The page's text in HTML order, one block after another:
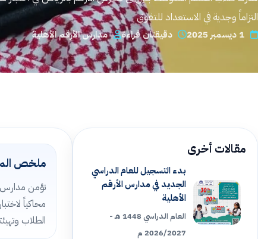
القبول والتسجيل
اتصل بنا
الشروط والأحكام
ابدأ التسجيل
التزاماً وجدية في الاستعداد للتفوق
1 ديسمبر 2025 دقيقتان قراءة مدارس الأرقم الأهلية
ملخص
تؤمن مدارس
محاكياً
الطلاب
مقالات أخرى
بدء التسجيل للعام الدراسي
الجديد في مدارس الأرقم
الأهلية
العام الدراسي 1448 هـ -
2026/2027 م